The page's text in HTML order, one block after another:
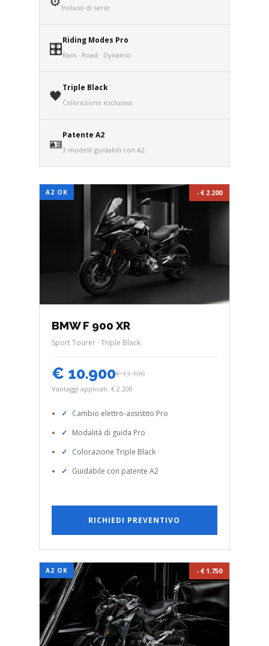
Incluso di serie
🎛️Riding Modes Pro
Rain · Road · Dynamic
🖤Triple Black
Colorazione esclusiva
🪪Patente A2
3 modelli guidabili con A2
A2 OK - € 2.200
BMW F 900 XR
Sport Tourer · Triple Black
€ 10.900€ 13.100
Vantaggi applicati: € 2.200
Cambio elettro-assistito Pro
Modalità di guida Pro
Colorazione Triple Black
Guidabile con patente A2
RICHIEDI PREVENTIVO
A2 OK - € 1.750